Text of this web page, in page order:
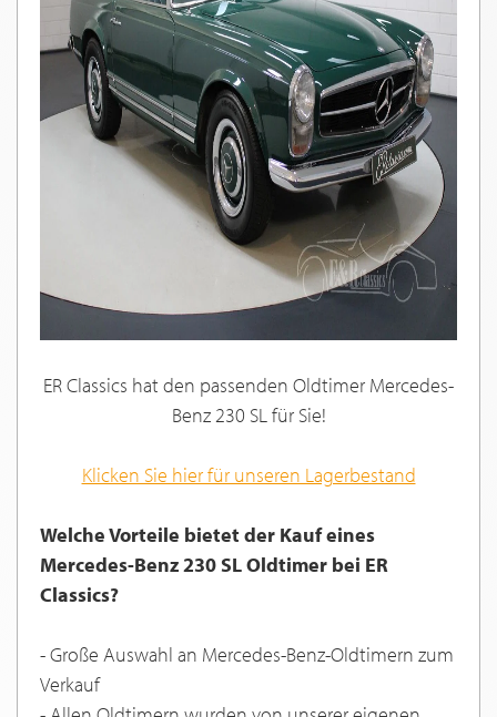
ER Classics hat den passenden Oldtimer Mercedes-
Benz 230 SL für Sie!
Klicken Sie hier für unseren Lagerbestand
Welche Vorteile bietet der Kauf eines
Mercedes-Benz 230 SL Oldtimer bei ER
Classics?
- Große Auswahl an Mercedes-Benz-Oldtimern zum
Verkauf